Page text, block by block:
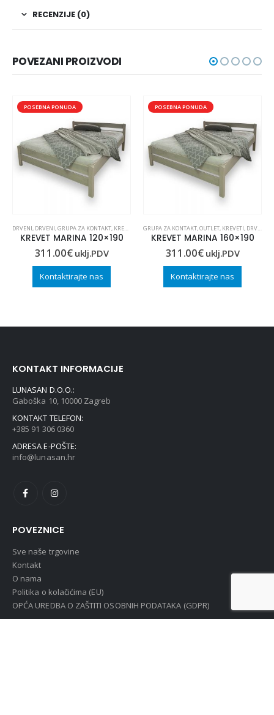
RECENZIJE (0)
POVEZANI PROIZVODI
KREVETI,OUTLET
POSEBNA PONUDA
DRVENI, DRVENI,GRUPA ZA KONTAKT, KREVETI KREVETI, OUTLET
KREVET MARINA 120×190
311.00€ uklj.PDV
Kontaktirajte nas
POSEBNA PONUDA
GRUPA ZA KONTAKT,OUTLET, KREVETI, DRVENI
KREVET MARINA 160×190
311.00€ uklj.PDV
Kontaktirajte nas
KONTAKT INFORMACIJE
LUNASAN D.O.O.:
Gaboška 10, 10000 Zagreb
KONTAKT TELEFON:
+385 91 306 0360
ADRESA E-POŠTE:
info@lunasan.hr
POVEZNICE
Sve naše trgovine
Kontakt
O nama
Politika o kolačićima (EU)
OPĆA UREDBA O ZAŠTITI OSOBNIH PODATAKA (GDPR)